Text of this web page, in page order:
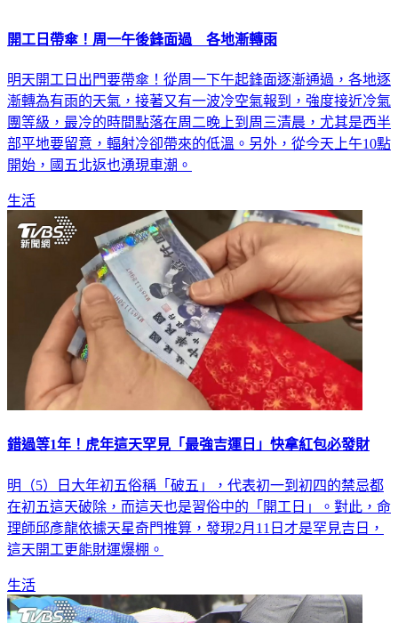
開工日帶傘！周一午後鋒面過 各地漸轉雨
明天開工日出門要帶傘！從周一下午起鋒面逐漸通過，各地逐
漸轉為有雨的天氣，接著又有一波冷空氣報到，強度接近冷氣
團等級，最冷的時間點落在周二晚上到周三清晨，尤其是西半
部平地要留意，輻射冷卻帶來的低溫。另外，從今天上午10點
開始，國五北返也湧現車潮。
生活
錯過等1年！虎年這天罕見「最強吉運日」快拿紅包必發財
明（5）日大年初五俗稱「破五」，代表初一到初四的禁忌都
在初五這天破除，而這天也是習俗中的「開工日」。對此，命
理師邱彥龍依據天星奇門推算，發現2月11日才是罕見吉日，
這天開工更能財運爆棚。
生活